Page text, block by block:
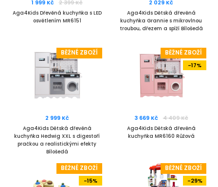
1 999 Kč 2 399 Kč
Aga4Kids Dřevěná kuchyňka s LED
osvětlením MR6151
2 029 Kč
Aga4Kids Dětská dřevěná
kuchyňka Grannie s mikrovlnou
troubou, dřezem a spíží Bílošedá
BĚŽNÉ ZBOŽÍ
2 999 Kč
Aga4Kids Dětská dřevěná
kuchyňka Hedwig XXL s digestoří
pračkou a realistickými efekty
Bílošedá
BĚŽNÉ ZBOŽÍ
-17%
3 669 Kč 4 409 Kč
Aga4Kids Dětská dřevěná
kuchyňka MR6160 Růžová
BĚŽNÉ ZBOŽÍ
-15%
BĚŽNÉ ZBOŽÍ
-29%